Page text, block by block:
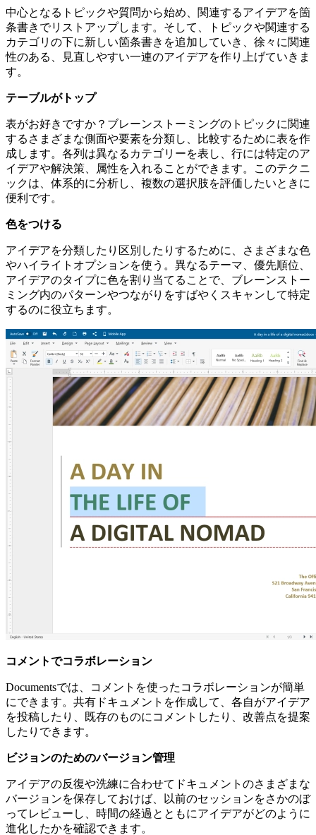
中心となるトピックや質問から始め、関連するアイデアを箇
条書きでリストアップします。そして、トピックや関連する
カテゴリの下に新しい箇条書きを追加していき、徐々に関連
性のある、見直しやすい一連のアイデアを作り上げていきま
す。
テーブルがトップ
表がお好きですか？ブレーンストーミングのトピックに関連
するさまざまな側面や要素を分類し、比較するために表を作
成します。各列は異なるカテゴリーを表し、行には特定のア
イデアや解決策、属性を入れることができます。このテクニ
ックは、体系的に分析し、複数の選択肢を評価したいときに
便利です。
色をつける
アイデアを分類したり区別したりするために、さまざまな色
やハイライトオプションを使う。異なるテーマ、優先順位、
アイデアのタイプに色を割り当てることで、ブレーンストー
ミング内のパターンやつながりをすばやくスキャンして特定
するのに役立ちます。
コメントでコラボレーション
Documentsでは、コメントを使ったコラボレーションが簡単
にできます。共有ドキュメントを作成して、各自がアイデア
を投稿したり、既存のものにコメントしたり、改善点を提案
したりできます。
ビジョンのためのバージョン管理
アイデアの反復や洗練に合わせてドキュメントのさまざまな
バージョンを保存しておけば、以前のセッションをさかのぼ
ってレビューし、時間の経過とともにアイデアがどのように
進化したかを確認できます。